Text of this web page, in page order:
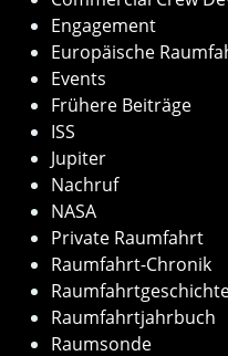
Engagement
Europäische
Events
Frühere Beiträge
ISS
Jupiter
Nachruf
NASA
Private Raumfahrt
Raumfahrt-Chronik
Raumfahrtjahrbuch
Raumsonde